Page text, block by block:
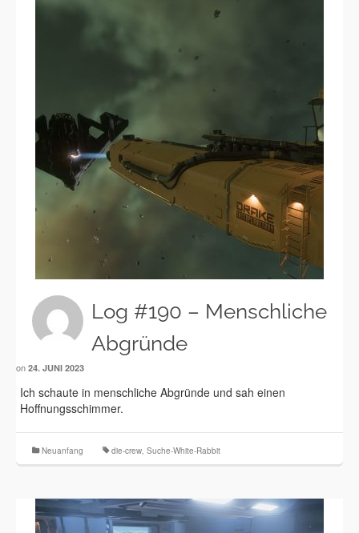
Log #190 – Menschliche
Abgründe
on 24. JUNI 2023
Ich schaute in menschliche Abgründe und sah einen
Hoffnungsschimmer.
Neuanfang die-crew, Suche-White-Rabbit